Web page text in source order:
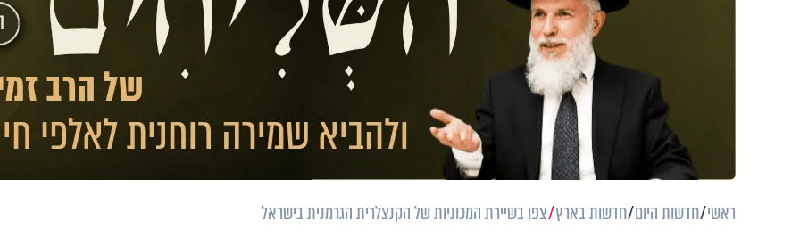
ראשי חדשות היום חדשות בארץ צפו בשיירת המכוניות של הקנצלרית הגרמנית בישראל